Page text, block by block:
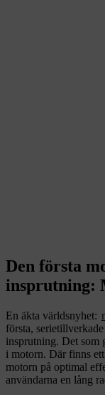
Den första
insprutning:
En äkta världsnyhet:
första, serietillverkade
insprutning. Det som
i motorn. Där finns
motorn på optimal
användarna en lång